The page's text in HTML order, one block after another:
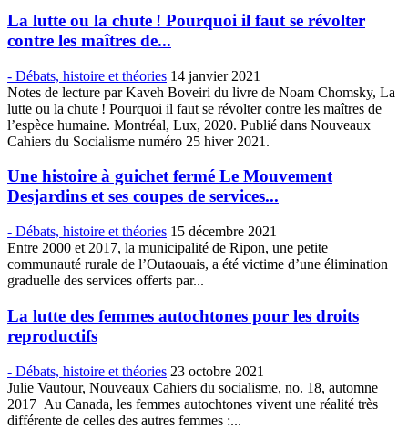
La lutte ou la chute ! Pourquoi il faut se révolter
contre les maîtres de...
- Débats, histoire et théories 14 janvier 2021
Notes de lecture par Kaveh Boveiri du livre de Noam Chomsky, La
lutte ou la chute ! Pourquoi il faut se révolter contre les maîtres de
l’espèce humaine. Montréal, Lux, 2020. Publié dans Nouveaux
Cahiers du Socialisme numéro 25 hiver 2021.
Une histoire à guichet fermé Le Mouvement
Desjardins et ses coupes de services...
- Débats, histoire et théories 15 décembre 2021
Entre 2000 et 2017, la municipalité de Ripon, une petite
communauté rurale de l’Outaouais, a été victime d’une élimination
graduelle des services offerts par...
La lutte des femmes autochtones pour les droits
reproductifs
- Débats, histoire et théories 23 octobre 2021
Julie Vautour, Nouveaux Cahiers du socialisme, no. 18, automne
2017 Au Canada, les femmes autochtones vivent une réalité très
différente de celles des autres femmes :...